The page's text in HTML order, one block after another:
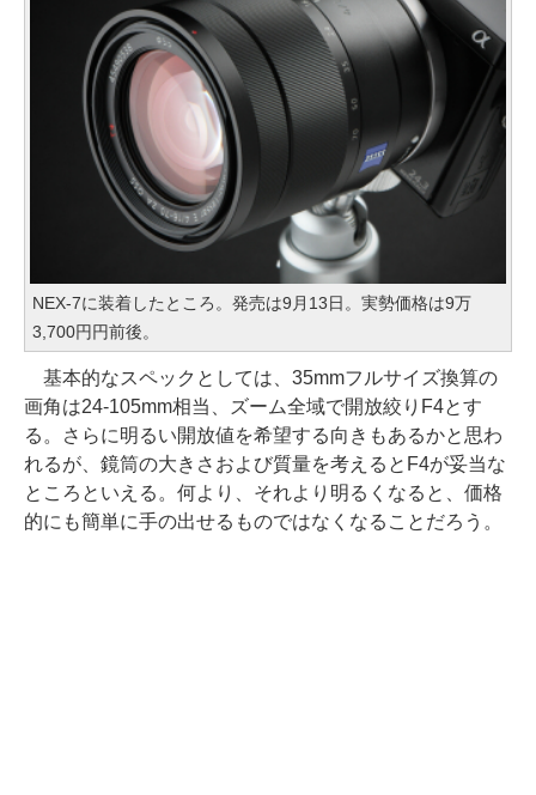
NEX-7に装着したところ。発売は9月13日。実勢価格は9万
3,700円円前後。
基本的なスペックとしては、35mmフルサイズ換算の
画角は24-105mm相当、ズーム全域で開放絞りF4とす
る。さらに明るい開放値を希望する向きもあるかと思わ
れるが、鏡筒の大きさおよび質量を考えるとF4が妥当な
ところといえる。何より、それより明るくなると、価格
的にも簡単に手の出せるものではなくなることだろう。